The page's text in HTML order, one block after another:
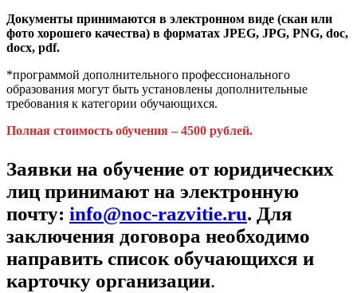
Документы принимаются в электронном виде (скан или
фото хорошего качества) в форматах JPEG, JPG, PNG, doc,
docx, pdf.
*программой дополнительного профессионального
образования могут быть установлены дополнительные
требования к категории обучающихся.
Полная стоимость обучения – 4500 рублей.
Заявки на обучение от юридических
лиц принимают на электронную
почту: info@noc-razvitie.ru. Для
заключения договора необходимо
направить список обучающихся и
карточку организации.